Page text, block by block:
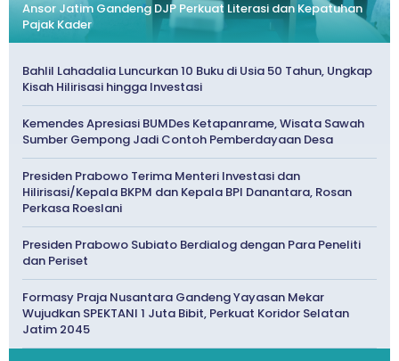
Ansor Jatim Gandeng DJP Perkuat Literasi dan Kepatuhan
Pajak Kader
Bahlil Lahadalia Luncurkan 10 Buku di Usia 50 Tahun, Ungkap
Kisah Hilirisasi hingga Investasi
Kemendes Apresiasi BUMDes Ketapanrame, Wisata Sawah
Sumber Gempong Jadi Contoh Pemberdayaan Desa
Presiden Prabowo Terima Menteri Investasi dan
Hilirisasi/Kepala BKPM dan Kepala BPI Danantara, Rosan
Perkasa Roeslani
Presiden Prabowo Subiato Berdialog dengan Para Peneliti
dan Periset
Formasy Praja Nusantara Gandeng Yayasan Mekar
Wujudkan SPEKTANI 1 Juta Bibit, Perkuat Koridor Selatan
Jatim 2045